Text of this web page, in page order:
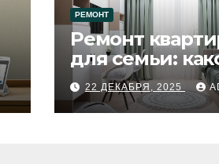
РЕМОНТ
Ремонт
для семьи:
будет удобен
22 ДЕКАБРЯ, 2025